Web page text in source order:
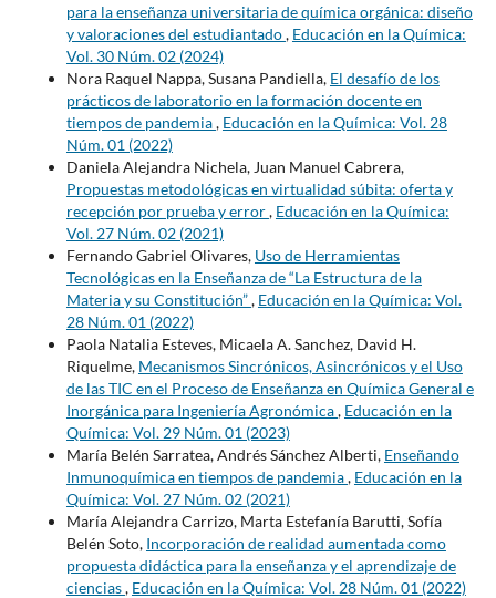
para la enseñanza universitaria de química orgánica: diseño
y valoraciones del estudiantado, Educación en la Química:
Vol. 30 Núm. 02 (2024)
Nora Raquel Nappa, Susana Pandiella, El desafío de los
prácticos de laboratorio en la formación docente en
tiempos de pandemia, Educación en la Química: Vol. 28
Núm. 01 (2022)
Daniela Alejandra Nichela, Juan Manuel Cabrera,
Propuestas metodológicas en virtualidad súbita: oferta y
recepción por prueba y error, Educación en la Química:
Vol. 27 Núm. 02 (2021)
Fernando Gabriel Olivares, Uso de Herramientas
Tecnológicas en la Enseñanza de “La Estructura de la
Materia y su Constitución”, Educación en la Química: Vol.
28 Núm. 01 (2022)
Paola Natalia Esteves, Micaela A. Sanchez, David H.
Riquelme, Mecanismos Sincrónicos, Asincrónicos y el Uso
de las TIC en el Proceso de Enseñanza en Química General e
Inorgánica para Ingeniería Agronómica, Educación en la
Química: Vol. 29 Núm. 01 (2023)
María Belén Sarratea, Andrés Sánchez Alberti, Enseñando
Inmunoquímica en tiempos de pandemia, Educación en la
Química: Vol. 27 Núm. 02 (2021)
María Alejandra Carrizo, Marta Estefanía Barutti, Sofía
Belén Soto, Incorporación de realidad aumentada como
propuesta didáctica para la enseñanza y el aprendizaje de
ciencias, Educación en la Química: Vol. 28 Núm. 01 (2022)